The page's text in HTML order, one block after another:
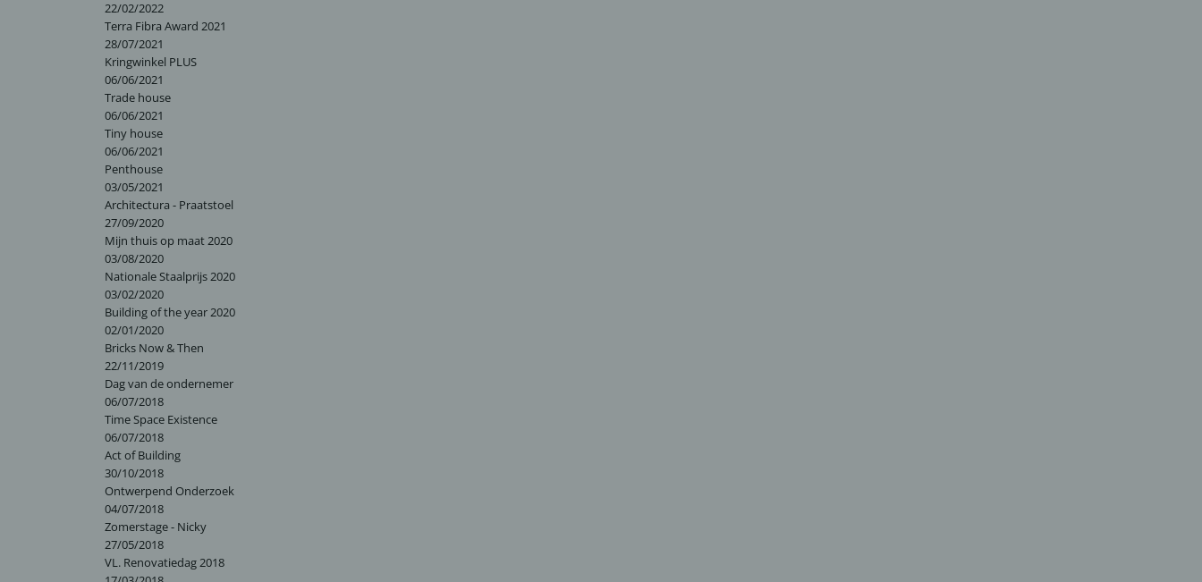
22/02/2022
Terra Fibra Award 2021
28/07/2021
Kringwinkel PLUS
06/06/2021
Trade house
06/06/2021
Tiny house
06/06/2021
Penthouse
03/05/2021
Architectura - Praatstoel
27/09/2020
Mijn thuis op maat 2020
03/08/2020
Nationale Staalprijs 2020
03/02/2020
Building of the year 2020
02/01/2020
Bricks Now & Then
22/11/2019
Dag van de ondernemer
06/07/2018
Time Space Existence
06/07/2018
Act of Building
30/10/2018
Ontwerpend Onderzoek
04/07/2018
Zomerstage - Nicky
27/05/2018
VL. Renovatiedag 2018